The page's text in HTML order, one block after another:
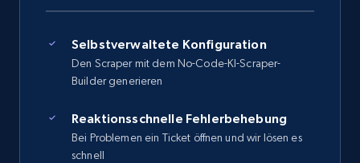
Selbstverwaltete Konfiguration
Den Scraper mit dem No-Code-KI-Scraper-
Builder generieren
Reaktionsschnelle Fehlerbehebung
Bei Problemen ein Ticket öffnen und wir lösen es
schnell